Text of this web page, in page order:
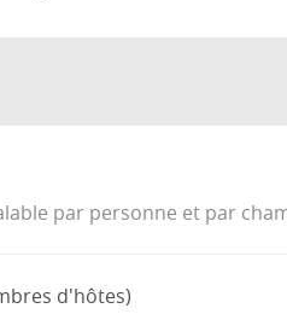
par personne et par
d'hôtes)